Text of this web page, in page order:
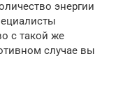
энергии
с такой же
случае вы